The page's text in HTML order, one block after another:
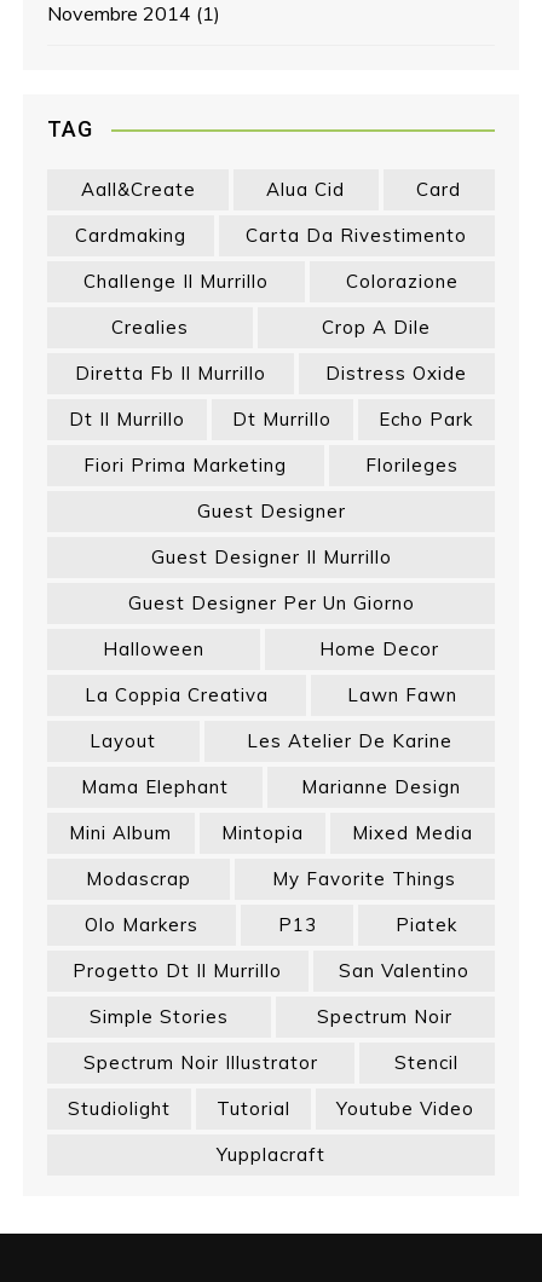
Novembre 2014 (1)
TAG
Aall&create Alua Cid
Card
Cardmaking
Carta Da Rivestimento
Challenge Il Murrillo
Colorazione
Crealies
Crop A Dile
Diretta Fb Il Murrillo
Distress Oxide
Dt Il Murrillo
Dt Murrillo
Echo Park
Fiori Prima Marketing
Florileges
Guest Designer
Guest Designer Il Murrillo
Guest Designer Per Un Giorno
Halloween
Home Decor
La Coppia Creativa
Lawn Fawn
Layout
Les Atelier De Karine
Mama Elephant
Marianne Design
Mini Album
Mintopia
Mixed Media
Modascrap
My Favorite Things
Olo Markers
P13
Piatek
Progetto Dt Il Murrillo
San Valentino
Simple Stories
Spectrum Noir
Spectrum Noir Illustrator
Stencil
Studiolight
Tutorial
Youtube Video
Yupplacraft